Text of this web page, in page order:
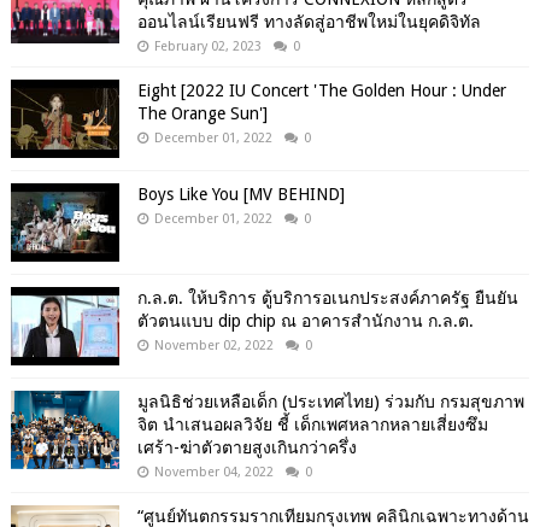
ออนไลน์เรียนฟรี ทางลัดสู่อาชีพใหม่ในยุคดิจิทัล
February 02, 2023 0
Eight [2022 IU Concert 'The Golden Hour : Under
The Orange Sun']
December 01, 2022 0
Boys Like You [MV BEHIND]
December 01, 2022 0
ก.ล.ต. ให้บริการ ตู้บริการอเนกประสงค์ภาครัฐ ยืนยัน
ตัวตนแบบ dip chip ณ อาคารสำนักงาน ก.ล.ต.
November 02, 2022 0
มูลนิธิช่วยเหลือเด็ก (ประเทศไทย) ร่วมกับ กรมสุขภาพ
จิต นำเสนอผลวิจัย ชี้ เด็กเพศหลากหลายเสี่ยงซึม
เศร้า-ฆ่าตัวตายสูงเกินกว่าครึ่ง
November 04, 2022 0
“ศูนย์ทันตกรรมรากเทียมกรุงเทพ คลินิกเฉพาะทางด้าน